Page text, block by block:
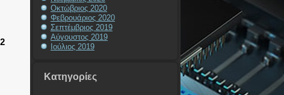
Οκτώβριος 2020
Φεβρουάριος 2020
Σεπτέμβριος 2019
Αύγουστος 2019
Ιούλιος 2019
Kατηγορίες